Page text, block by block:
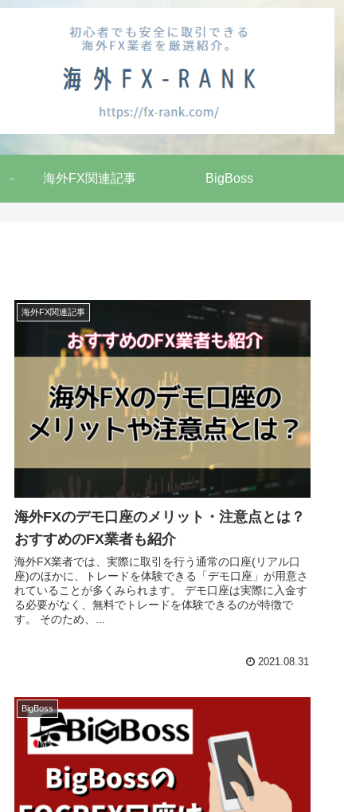
海外FX関連記事 BigBoss
海外FX関連記事
海外FXのデモ口座のメリット・注意点とは？
おすすめのFX業者も紹介
海外FX業者では、実際に取引を行う通常の口座(リアル口
座)のほかに、トレードを体験できる「デモ口座」が用意さ
れていることが多くみられます。 デモ口座は実際に入金す
る必要がなく、無料でトレードを体験できるのが特徴で
す。 そのため、...
2021.08.31
BigBoss